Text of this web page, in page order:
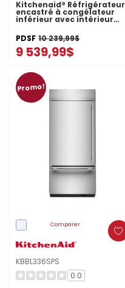
Kitchenaid® Réfrigérateur
encastré à congélateur
inférieur avec intérieur
KBFN536SBE
PDSF 10 239,99$
9 539,99$
Promo!
Comparer
KBBL336SPS
0.0